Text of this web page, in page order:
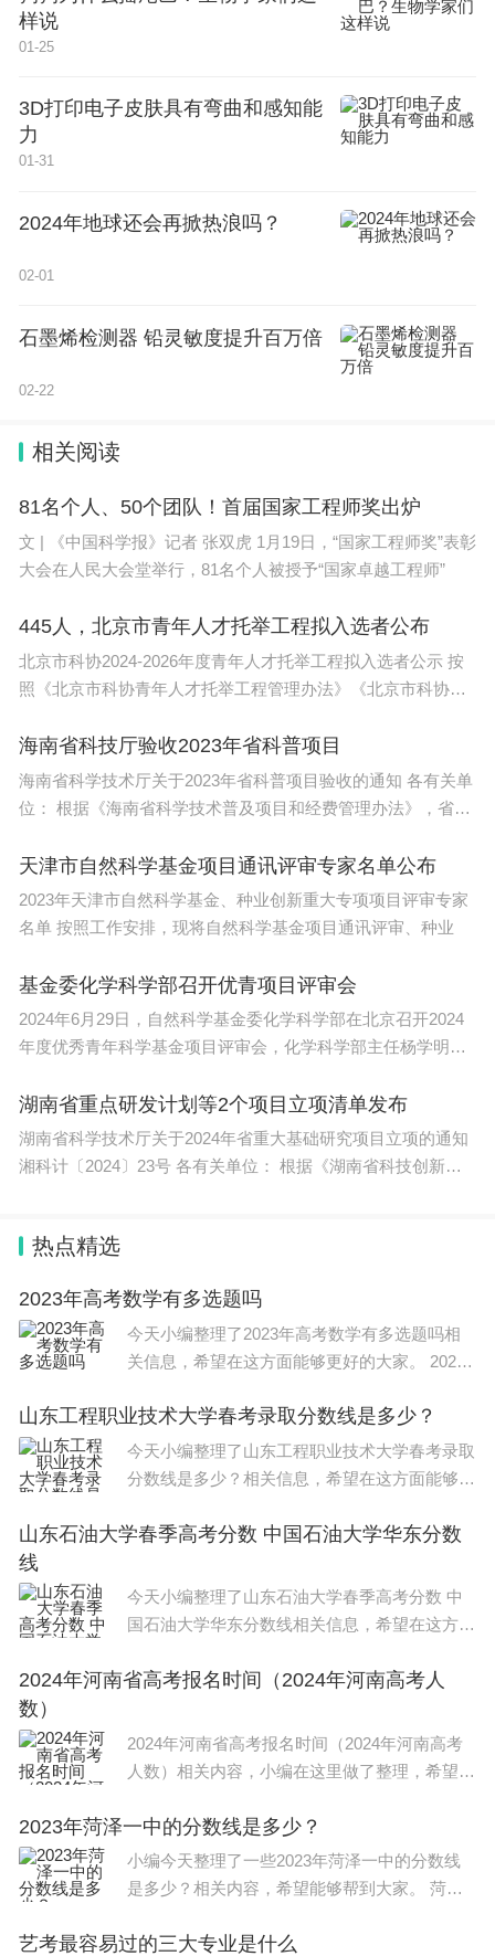
围绕上述科学目标，基于该重大研究计划已有部
展，形成重要理论体系，在关键方向取得突破，形成
科技发展战略建议。拟以集成项目类型资助以下方
向：
1.关键金属超常富集成矿理论突破。
液富集体系，构建关键金属超常富集成矿新理论。
聚焦关键金属深部控矿要素和成矿构造背景，建
立我国主要成矿带关键金属成矿规律；构建不同尺度
的关键金属成矿-找矿模型，指明我国关键金属找矿
勘查新方向、新类型、新区带。
3.关键金属分离理论突破。
集成稀土等关键金属分离理论和工业实践成果，
变量数学模型，结合人工智能技术，推进关键金属分
离过程控制的智能化。
系统调研和分析总结国内外关键金属矿产研究的
前沿及难点，聚焦关键金属成矿效率、金属稳定同位
素示踪体系研究；针对关键金属矿产新类型和非传统
资源开展前瞻研究，深化未来关键金属矿产研究和开
发利用的关键技术和方法研究，提出未来关键金属矿
5.我国关键金属矿产家底和供应链安全。
析，系统评价我国关键金属矿产可持续供给能力；研
判全球关键金属矿产供应链演进态势，提出相应对策
和建议。
围绕本重大研究计划的核心科学问题，在确保实
现总体目标的前提下，本研究计划鼓励：
（一）具有创新思路的研究。
（二）基础较好，近期可望取得突破性进展的研
究。
（三）科学问题带动下的理论和实验模拟研究。
（四）促进科学问题深化的新方法探索研究。
（五）学科交叉和具有国际合作背景的研究。
五、2025年度资助计划
2025年度每个指南方向拟资助集成项目不超过1
项。其中，方向1直接费用资助强度约200万元/项，
样说
01-25
3D打印电子皮肤具有弯曲和感知能
力
01-31
2024年地球还会再掀热浪吗？
02-01
石墨烯检测器 铅灵敏度提升百万倍
02-22
相关阅读
81名个人、50个团队！首届国家工程师奖出炉
文 | 《中国科学报》记者 张双虎 1月19日，“国家工程师奖”表彰
大会在人民大会堂举行，81名个人被授予“国家卓越工程师”
445人，北京市青年人才托举工程拟入选者公布
北京市科协2024-2026年度青年人才托举工程拟入选者公示 按
照《北京市科协青年人才托举工程管理办法》《北京市科协关
海南省科技厅验收2023年省科普项目
海南省科学技术厅关于2023年省科普项目验收的通知 各有关单
位： 根据《海南省科学技术普及项目和经费管理办法》，省科
天津市自然科学基金项目通讯评审专家名单公布
2023年天津市自然科学基金、种业创新重大专项项目评审专家
名单 按照工作安排，现将自然科学基金项目通讯评审、种业
基金委化学科学部召开优青项目评审会
2024年6月29日，自然科学基金委化学科学部在北京召开2024
年度优秀青年科学基金项目评审会，化学科学部主任杨学明院
湖南省重点研发计划等2个项目立项清单发布
湖南省科学技术厅关于2024年省重大基础研究项目立项的通知
湘科计〔2024〕23号 各有关单位： 根据《湖南省科技创新计
热点精选
2023年高考数学有多选题吗
今天小编整理了2023年高考数学有多选题吗相
关信息，希望在这方面能够更好的大家。 2023
全国卷为例，共三个题型。选择题一共有60分，
12道题目。
山东工程职业技术大学春考录取分数线是多少？
今天小编整理了山东工程职业技术大学春考录取
分数线是多少？相关信息，希望在这方面能够更
线理科472分，文科490分。根据查询潍坊医学
山东石油大学春季高考分数 中国石油大学华东分数
线
今天小编整理了山东石油大学春季高考分数 中
国石油大学华东分数线相关信息，希望在这方面
东）在北京录取分数线：文科录取批次本科批58
2024年河南省高考报名时间（2024年河南高考人
数）
2024年河南省高考报名时间（2024年河南高考
人数）相关内容，小编在这里做了整理，希望能
时间（2024年河南高考人数）信息，一起来了
解一下吧！ 2024年河南省高考报名
2023年菏泽一中的分数线是多少？
小编今天整理了一些2023年菏泽一中的分数线
是多少？相关内容，希望能够帮到大家。 菏泽
15分。 2022年单招录取分数： 菏泽医学专科学
艺考最容易过的三大专业是什么